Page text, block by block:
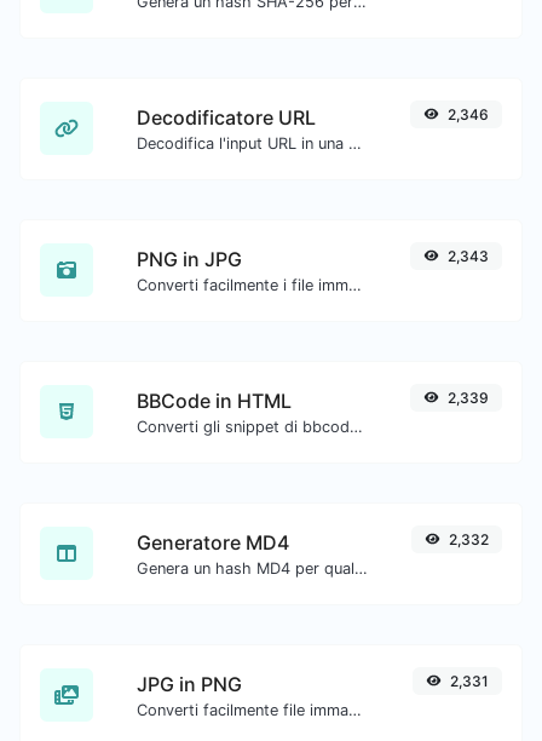
Decodificatore URL
Decodifica l'input URL in una stringa normale.
2,346
PNG in JPG
Converti facilmente i file immagine PNG in JPG.
2,343
BBCode in HTML
Converti gli snippet di bbcode del forum in codice HTML grezzo.
2,339
Generatore MD4
Genera un hash MD4 per qualsiasi input di stringa.
2,332
JPG in PNG
Converti facilmente file immagine JPG in PNG.
2,331